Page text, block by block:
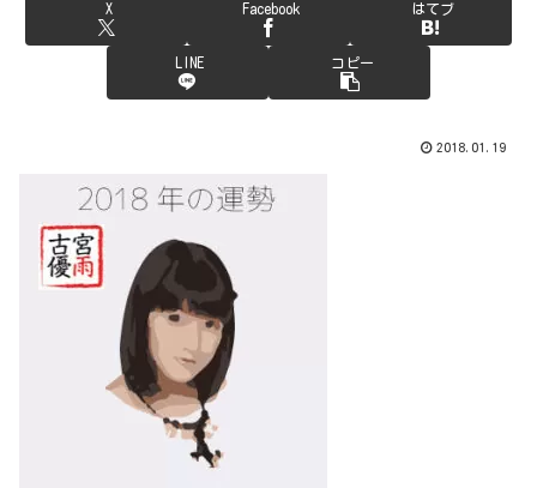
X Facebook はてブ
LINE コピー
2018.01.19